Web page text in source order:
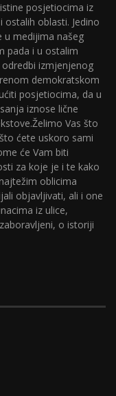
posjetiocima iz
oblasti. Jedino
u medijima našeg
pada i u ostalim
izmjenjenog
demokratskom
posjetiocima, da u
iznose lične
Vas što
ćete uskoro sami
će Vam biti
za koje je i te kako
oblicima
objavljivati, ali i one
iz ulice,
o istoriji